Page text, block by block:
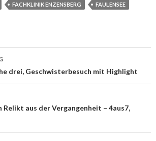
FACHKLINIK ENZENSBERG
FAULENSEE
drei, Geschwisterbesuch mit Highlight
Relikt aus der Vergangenheit – 4aus7,